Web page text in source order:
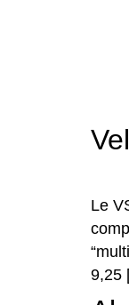
Le
9,25